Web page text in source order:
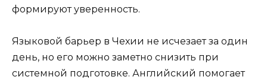
формируют уверенность.
Языковой барьер в Чехии не исчезает за один
день, но его можно заметно снизить при
системной подготовке. Английский помогает